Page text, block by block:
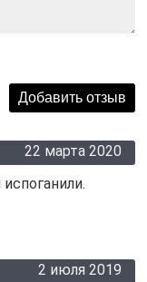
22 марта 2020
2 июля 2019